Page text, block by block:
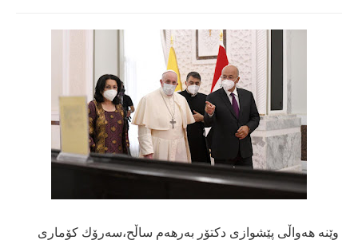
وێنە هەواڵی پێشوازی دكتۆر بەرهەم ساڵح،سەرۆك كۆماری